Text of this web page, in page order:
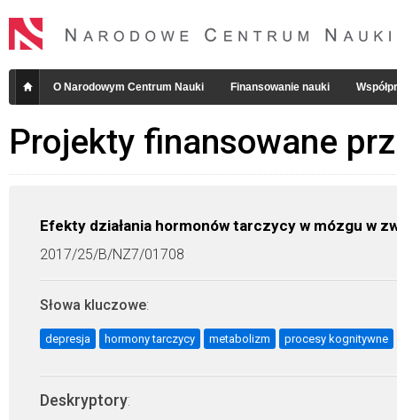
O Narodowym Centrum Nauki Finansowanie nauki
Projekty finansowane
Efekty działania hormonów tarczycy w mózgu w
2017/25/B/NZ7/01708
Słowa kluczowe:
depresja hormony tarczycy metabolizm procesy kognitywne
Deskryptory: